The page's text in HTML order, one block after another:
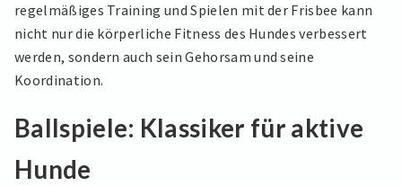
regelmäßiges Training und Spielen mit der Frisbee kann
nicht nur die körperliche Fitness des Hundes verbessert
werden, sondern auch sein Gehorsam und seine
Koordination.
Ballspiele: Klassiker für aktive
Hunde